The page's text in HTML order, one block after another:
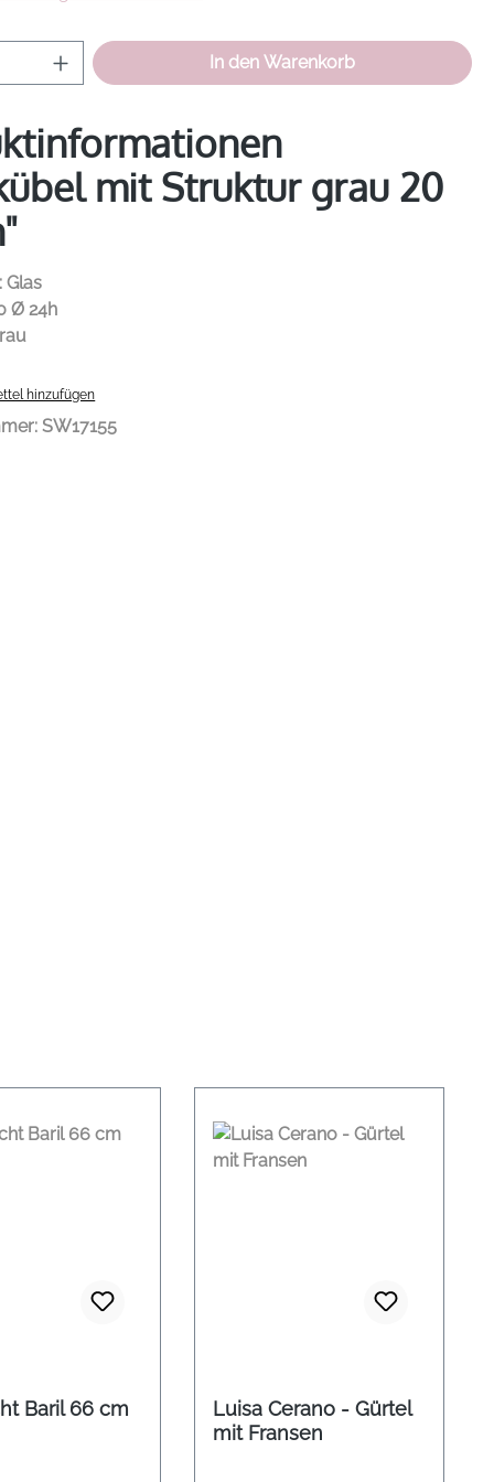
Anzahl: Gib den gewünschten Wert
In den Warenkorb
mit Struktur grau 20
Glas
Ø 24h
hinzufügen
SW17155
66 cm
Luisa Cerano - Gürtel
mit Fransen